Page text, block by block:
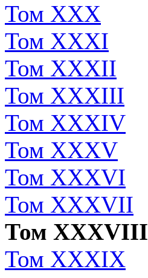
Том XXX
Том XXXI
Том XXXII
Том XXXIII
Том XXXIV
Том XXXV
Том XXXVI
Том XXXVII
Том XXXVIII
Том XXXIX